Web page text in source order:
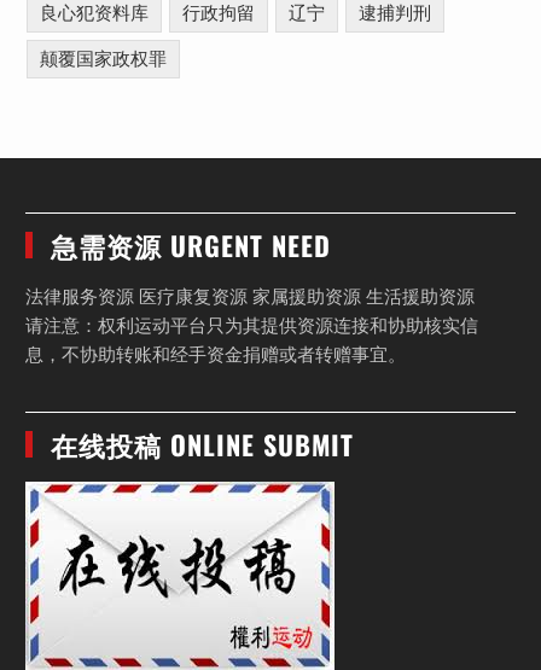
良心犯资料库 行政拘留 辽宁 逮捕判刑
颠覆国家政权罪
急需资源 URGENT NEED
法律服务资源 医疗康复资源 家属援助资源 生活援助资源
请注意：权利运动平台只为其提供资源连接和协助核实信
息，不协助转账和经手资金捐赠或者转赠事宜。
在线投稿 ONLINE SUBMIT